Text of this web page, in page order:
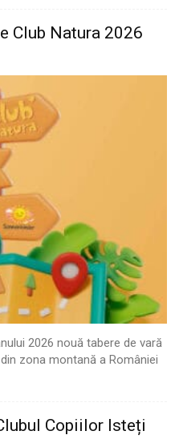
Club Natura 2026
2026 nouă tabere de vară
zona montană a României
Copiilor Isteți